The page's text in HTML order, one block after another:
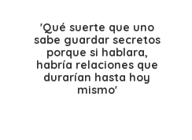
'Qué suerte que uno
sabe guardar secretos
porque si hablara,
habría relaciones que
durarían hasta hoy
mismo'